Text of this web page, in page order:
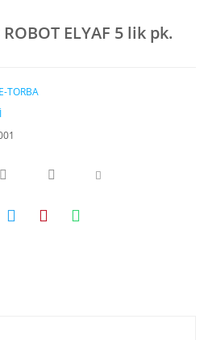
ELYAF 5 lik pk.
TORBA